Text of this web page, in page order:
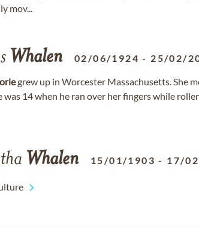
mov...
Whalen 02/06/1924 - 25/02/
grew up in Worcester Massachusetts. She
was 14 when he ran over her fingers while
Whalen 15/01/1903 - 17/